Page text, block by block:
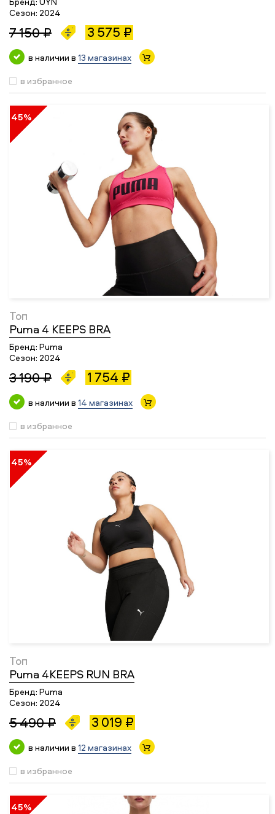
Сезон: 2024
7 150 ₽ 3 575 ₽
в наличии в 13 магазинах
в избранное
45%
Топ
Puma 4 KEEPS BRA
Бренд: Puma
Сезон: 2024
3 190 ₽ 1 754 ₽
в наличии в 14 магазинах
в избранное
45%
Топ
Puma 4KEEPS RUN BRA
Бренд: Puma
Сезон: 2024
5 490 ₽ 3 019 ₽
в наличии в 12 магазинах
в избранное
45%